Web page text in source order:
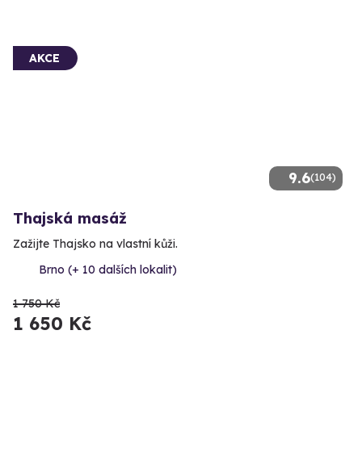
9.6(104)
AKCE
Thajská masáž
Zažijte Thajsko na vlastní kůži.
Brno (+ 10 dalších lokalit)
1 750 Kč
1 650 Kč